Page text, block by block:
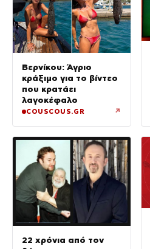
Βερνίκου: Άγριο
κράξιμο για το βίντεο
που κρατάει
λαγοκέφαλο
COUSCOUS.GR ↗
22 χρόνια από τον